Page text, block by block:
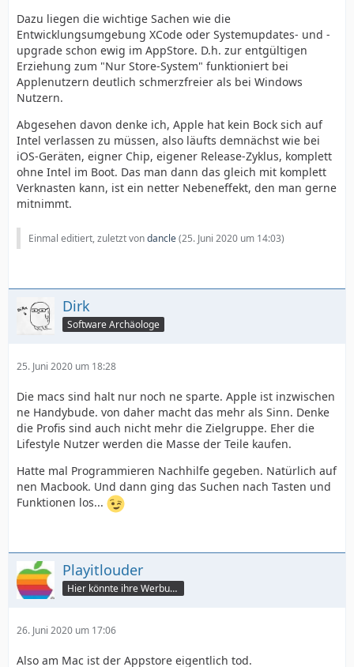
Dazu liegen die wichtige Sachen wie die
Entwicklungsumgebung XCode oder Systemupdates- und -
upgrade schon ewig im AppStore. D.h. zur entgültigen
Erziehung zum "Nur Store-System" funktioniert bei
Applenutzern deutlich schmerzfreier als bei Windows
Nutzern.
Abgesehen davon denke ich, Apple hat kein Bock sich auf
Intel verlassen zu müssen, also läufts demnächst wie bei
iOS-Geräten, eigner Chip, eigener Release-Zyklus, komplett
ohne Intel im Boot. Das man dann das gleich mit komplett
Verknasten kann, ist ein netter Nebeneffekt, den man gerne
mitnimmt.
Einmal editiert, zuletzt vondancle(25. Juni 2020 um 14:03)
Dirk
Software Archäologe
25. Juni 2020 um 18:28
Die macs sind halt nur noch ne sparte. Apple ist inzwischen
ne Handybude. von daher macht das mehr als Sinn. Denke
die Profis sind auch nicht mehr die Zielgruppe. Eher die
Lifestyle Nutzer werden die Masse der Teile kaufen.
Hatte mal Programmieren Nachhilfe gegeben. Natürlich auf
nen Macbook. Und dann ging das Suchen nach Tasten und
Funktionen los...
Playitlouder
Hier könnte ihre Werbung stehen
26. Juni 2020 um 17:06
Also am Mac ist der Appstore eigentlich tod.